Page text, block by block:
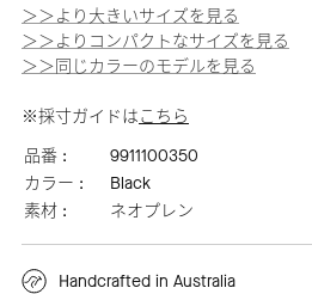
＞＞より大きいサイズを見る
＞＞よりコンパクトなサイズを見る
＞＞同じカラーのモデルを見る
※採寸ガイドはこちら
品番 :
9911100350
カラー :
Black
素材 :
ネオプレン
Handcrafted in Australia